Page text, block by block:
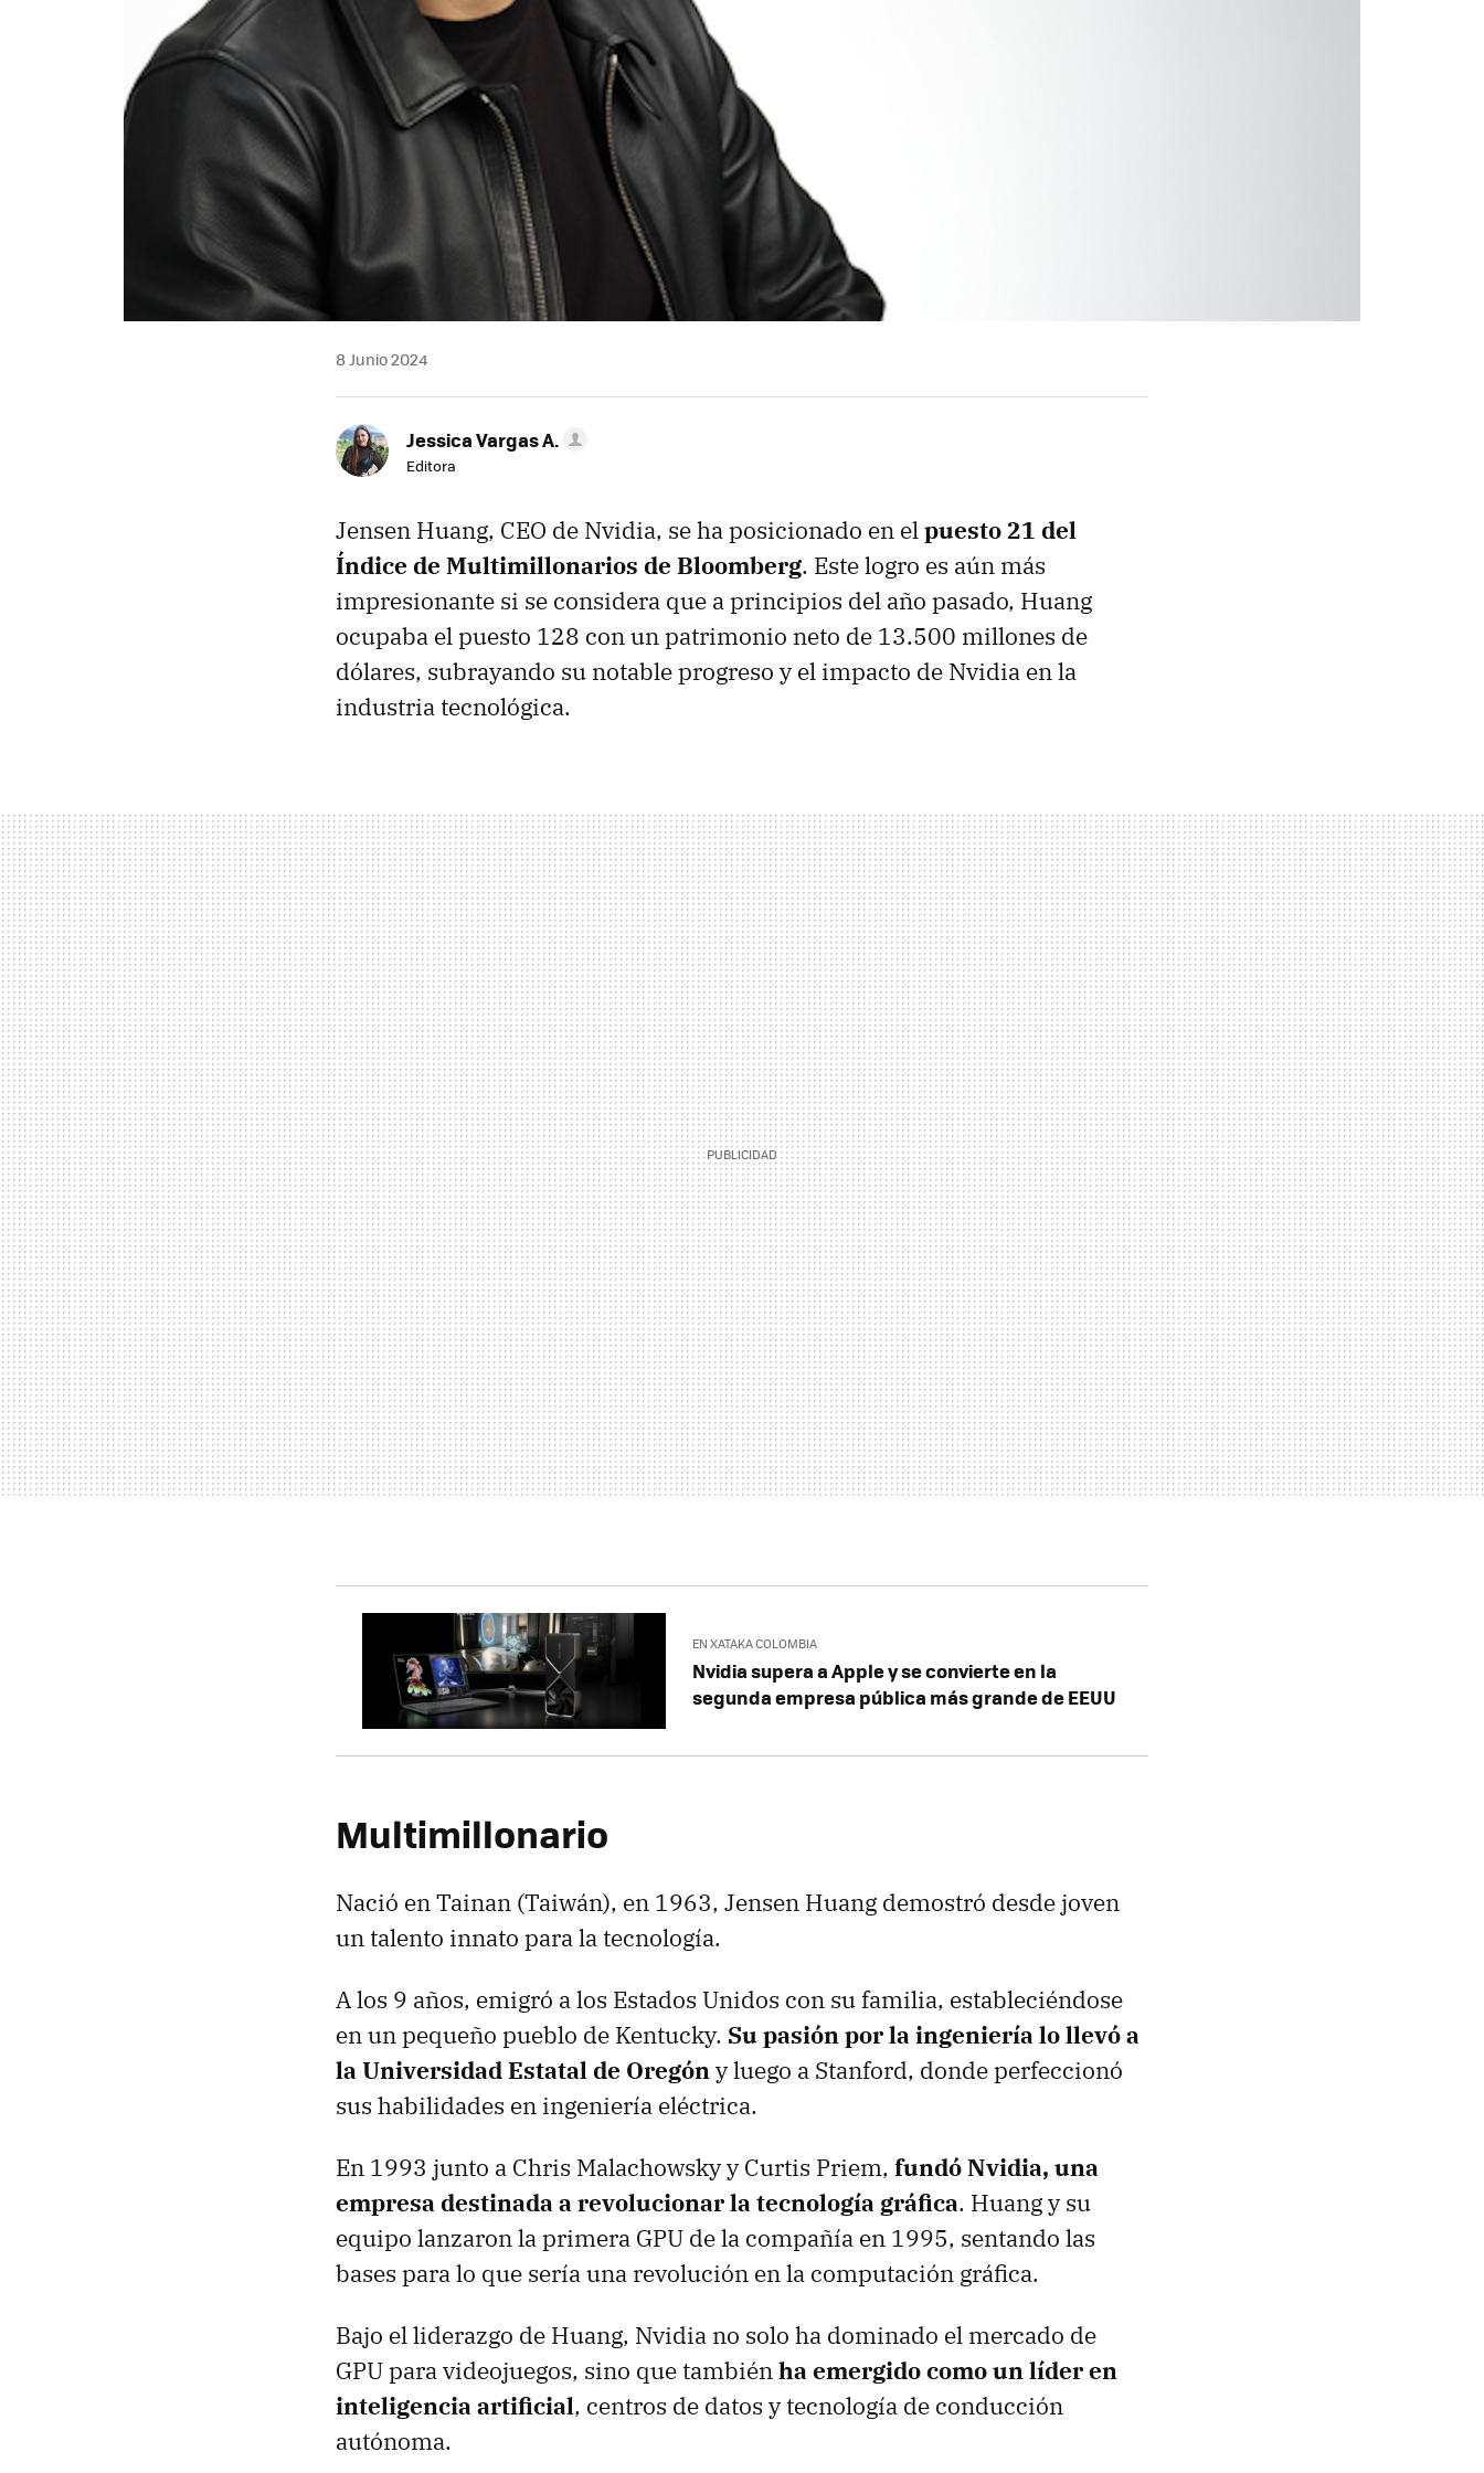
8 Junio 2024
Jessica Vargas A.
Editora
Jensen Huang, CEO de Nvidia, se ha posicionado en elpuesto21 del
Índice de Multimillonarios de Bloomberg. Este logro es aún más
impresionante si se considera que a principios del año pasado, Huang
ocupaba el puesto 128 con un patrimonio neto de 13.500 millones de
dólares, subrayando su notable progreso y el impacto de Nvidia en la
industria tecnológica.
EN XATAKA COLOMBIA
Nvidia supera a Apple y se convierte en la
segunda empresa pública más grande de EEUU
Multimillonario
Nació en Tainan (Taiwán), en 1963, Jensen Huang demostró desde joven
un talento innato para la tecnología.
A los 9 años, emigró a los Estados Unidos con su familia, estableciéndose
en un pequeño pueblo de Kentucky. Su pasión por la ingeniería lo llevó a
la Universidad Estatal de Oregóny luego a Stanford, donde perfeccionó
sus habilidades en ingeniería eléctrica.
En 1993 junto a Chris Malachowsky y Curtis Priem, fundó Nvidia, una
empresa destinada a revolucionar la tecnología gráfica. Huang y su
equipo lanzaron la primera GPU de la compañía en 1995, sentando las
bases para lo que sería una revolución en la computación gráfica.
Bajo el liderazgo de Huang, Nvidia no solo ha dominado el mercado de
GPU para videojuegos, sino que tambiénha emergido como un líder en
inteligencia artificial, centros de datos y tecnología de conducción
autónoma.